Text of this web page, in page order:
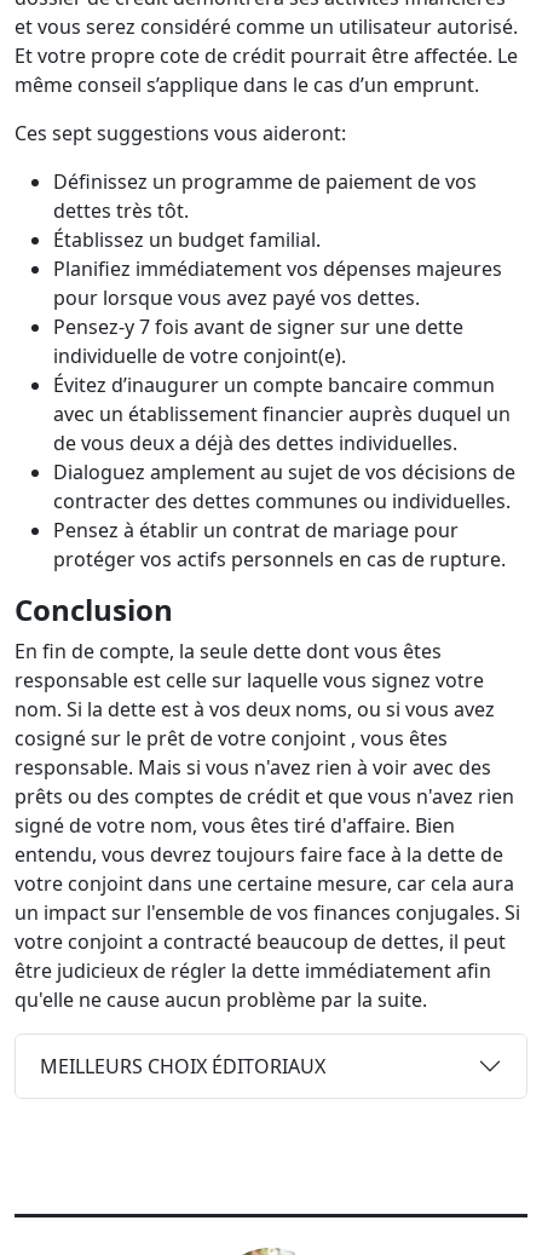
et vous serez considéré comme un utilisateur autorisé.
Et votre propre cote de crédit pourrait être affectée. Le
même conseil s’applique dans le cas d’un emprunt.
Ces sept suggestions vous aideront:
Définissez un programme de paiement de vos
dettes très tôt.
Établissez un budget familial.
Planifiez immédiatement vos dépenses majeures
pour lorsque vous avez payé vos dettes.
Pensez-y 7 fois avant de signer sur une dette
individuelle de votre conjoint(e).
Évitez d’inaugurer un compte bancaire commun
avec un établissement financier auprès duquel un
de vous deux a déjà des dettes individuelles.
Dialoguez amplement au sujet de vos décisions de
contracter des dettes communes ou individuelles.
Pensez à établir un contrat de mariage pour
protéger vos actifs personnels en cas de rupture.
Conclusion
En fin de compte, la seule dette dont vous êtes
responsable est celle sur laquelle vous signez votre
nom. Si la dette est à vos deux noms, ou si vous avez
cosigné sur le prêt de votre conjoint , vous êtes
responsable. Mais si vous n'avez rien à voir avec des
prêts ou des comptes de crédit et que vous n'avez rien
signé de votre nom, vous êtes tiré d'affaire. Bien
entendu, vous devrez toujours faire face à la dette de
votre conjoint dans une certaine mesure, car cela aura
un impact sur l'ensemble de vos finances conjugales. Si
votre conjoint a contracté beaucoup de dettes, il peut
être judicieux de régler la dette immédiatement afin
qu'elle ne cause aucun problème par la suite.
MEILLEURS CHOIX ÉDITORIAUX